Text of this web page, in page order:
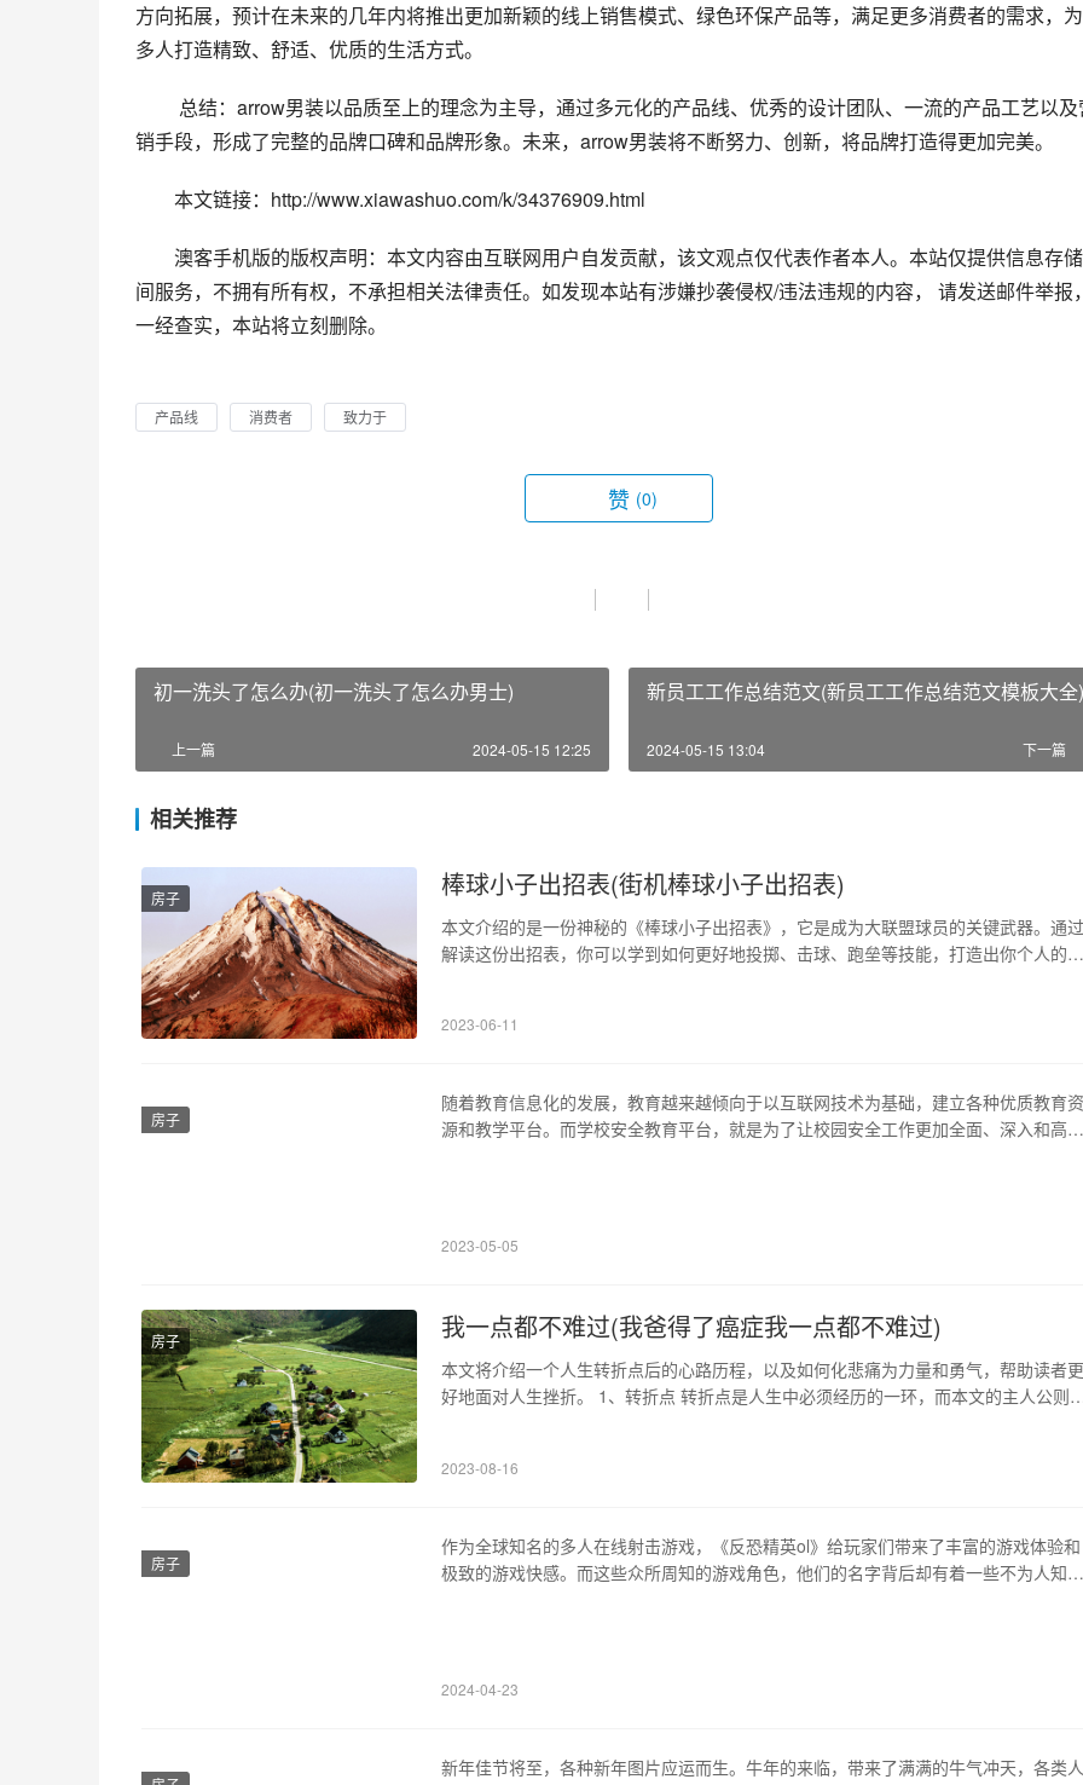
方向拓展，预计在未来的几年内将推出更加新颖的线上销售模式、绿色环保产品等，满足更多消费者的需求，
多人打造精致、舒适、优质的生活方式。
销手段，形成了完整的品牌口碑和品牌形象。未来，arrow男装将不断努力、创新，将品牌打造得更加完美。
本文链接：http://www.xiawashuo.com/k/34376909.html
澳客手机版的版权声明：本文内容由互联网用户自发贡献，该文观点仅代表作者本人。本站仅提供信息存
间服务，不拥有所有权，不承担相关法律责任。如发现本站有涉嫌抄袭侵权/违法违规的内容， 请发送邮件举报
一经查实，本站将立刻删除。
产品线 消费者 致力于
赞 (0)
初一洗头了怎么办(初一洗头了怎么办男士)
上一篇 2024-05-15 12:25
新员工工作总结范文(新员工工作总结范文模板大全)
下一篇
2024-05-15 13:04
相关推荐
房子 棒球小子出招表(街机棒球小子出招表)
本文介绍的是一份神秘的《棒球小子出招表》，它是成为大联盟球员的关键武器。通过
解读这份出招表，你可以学到如何更好地投掷、击球、跑垒等技能，打造出你个人的攻
键要素之一。通过本章节的讲解，你可以知道如何让自己…
2023-06-11
房子
随着教育信息化的发展，教育越来越倾向于以互联网技术为基础，建立各种优质教育资
源和教学平台。而学校安全教育平台，就是为了让校园安全工作更加全面、深入和高效
2023-05-05
房子 我一点都不难过(我爸得了癌症我一点都不难过)
本文将介绍一个人生转折点后的心路历程，以及如何化悲痛为力量和勇气，帮助读者更
好地面对人生挫折。 1、转折点 转折点是人生中必须经历的一环，而本文的主人公则
让自己脱离了痛苦的泥淖。 3、情绪管理 在情绪方…
2023-08-16
房子
作为全球知名的多人在线射击游戏，《反恐精英ol》给玩家们带来了丰富的游戏体验和
极致的游戏快感。而这些众所周知的游戏角色，他们的名字背后却有着一些不为人知的
2024-04-23
新年佳节将至，各种新年图片应运而生。牛年的来临，带来了满满的牛气冲天，各类人